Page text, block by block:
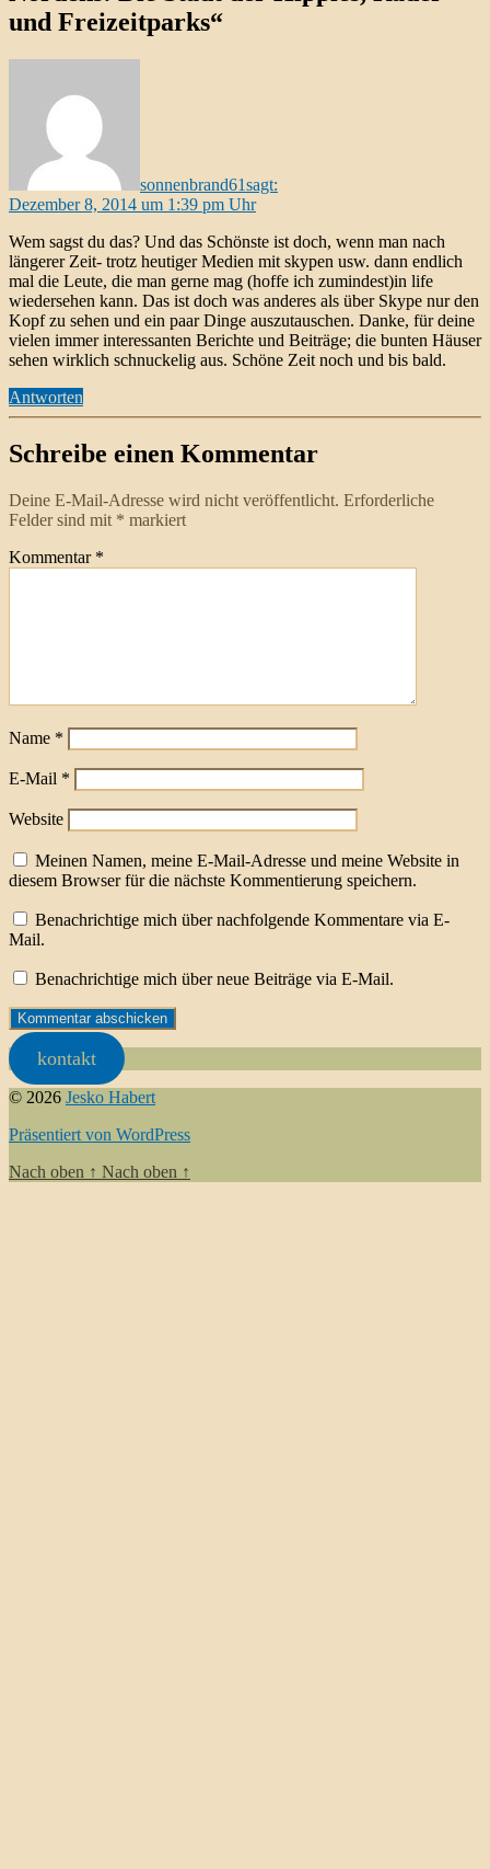
und Freizeitparks“
sonnenbrand61sagt:
Dezember 8, 2014 um 1:39 pm Uhr
Wem sagst du das? Und das Schönste ist doch, wenn man nach
längerer Zeit- trotz heutiger Medien mit skypen usw. dann endlich
mal die Leute, die man gerne mag (hoffe ich zumindest)in life
wiedersehen kann. Das ist doch was anderes als über Skype nur den
Kopf zu sehen und ein paar Dinge auszutauschen. Danke, für deine
vielen immer interessanten Berichte und Beiträge; die bunten Häuser
sehen wirklich schnuckelig aus. Schöne Zeit noch und bis bald.
Antworten
Schreibe einen Kommentar
Deine E-Mail-Adresse wird nicht veröffentlicht. Erforderliche
Felder sind mit * markiert
Kommentar *
Name *
E-Mail *
Website
Meinen Namen, meine E-Mail-Adresse und meine Website in
diesem Browser für die nächste Kommentierung speichern.
Benachrichtige mich über nachfolgende Kommentare via E-
Mail.
Benachrichtige mich über neue Beiträge via E-Mail.
kontakt
© 2026 Jesko Habert
Präsentiert von WordPress
Nach oben ↑ Nach oben ↑